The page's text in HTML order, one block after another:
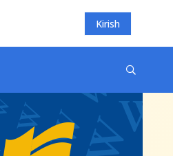
Kirish